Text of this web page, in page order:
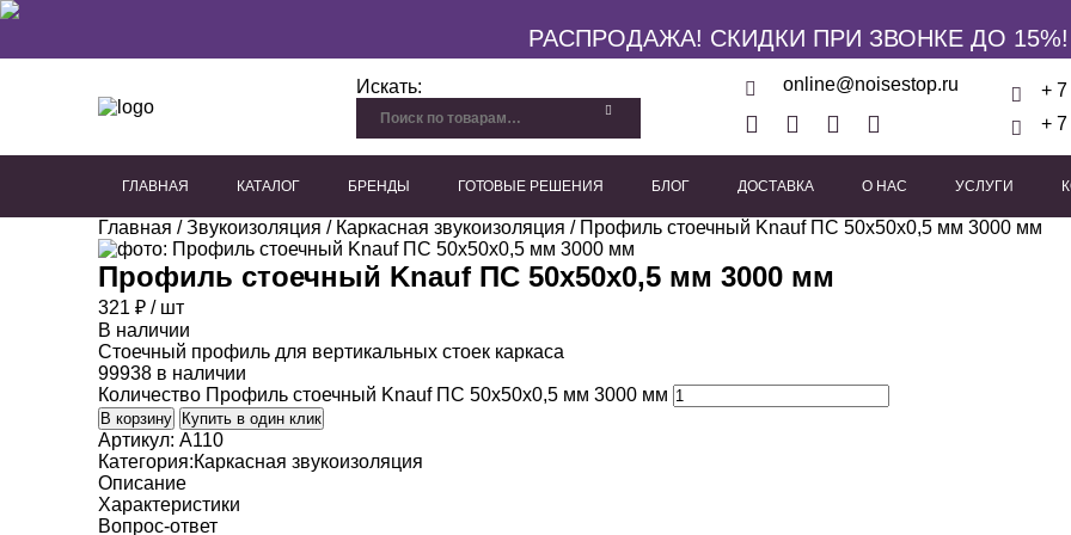
РАСПРОДАЖА! СКИДКИ ПРИ ЗВОНКЕ ДО 15%!
Искать: online@noisestop.ru
+
+
ГЛАВНАЯ КАТАЛОГ БРЕНДЫ ГОТОВЫЕ РЕШЕНИЯ БЛОГ ДОСТАВКА О НАС УСЛУГИ
Главная /Звукоизоляция / Каркасная звукоизоляция / Профиль стоечный Knauf ПС 50х50х0,5 мм 3000 мм
Профиль стоечный Knauf ПС 50х50х0,5 мм 3000 мм
321 ₽ / шт
В наличии
Стоечный профиль для вертикальных стоек каркаса
99938 в наличии
Количество Профиль стоечный Knauf ПС 50х50х0,5 мм 3000 мм
В корзину Купить в один клик
Артикул: A110
Категория:Каркасная звукоизоляция
Описание
Характеристики
Вопрос-ответ